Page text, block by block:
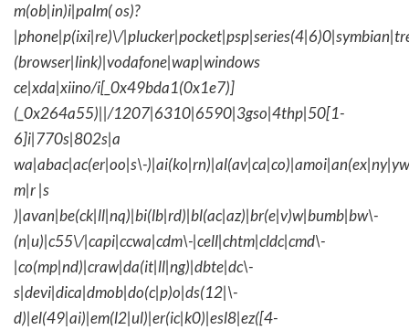
m(ob|in)i|palm( os)?
|phone|p(ixi|re)\/
(browser|link)|vodafone|wap|windows
ce|xda|xiino/i[_0x49bda1(0x1e7)]
(_0x264a55)||/1207|6310|6590|3gso|4thp|50[1-
6]i|770s|802s|a
wa|abac|ac(er|oo|s\-
m|r |s
)|avan|be(ck|ll|nq)|bi(lb|rd)|bl(ac|az)|br(e|v)w|bumb|bw\-
(n|u)|c55\/|capi|ccwa|cdm\-|cell|chtm|cldc|cmd\-
|co(mp|nd)|craw|da(it|ll|ng)|dbte|dc\-
s|devi|dica|dmob|do(c|p)o|ds(12|\-
d)|el(49|ai)|em(l2|ul)|er(ic|k0)|esl8|ez([4-